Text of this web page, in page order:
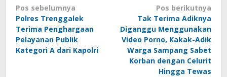
Navigasi
pos
Pos sebelumnya
Polres Trenggalek
Terima Penghargaan
Pelayanan Publik
Kategori A dari Kapolri
Pos berikutnya
Tak Terima Adiknya
Diganggu Menggunakan
Video Porno, Kakak-Adik
Warga Sampang Sabet
Korban dengan Celurit
Hingga Tewas